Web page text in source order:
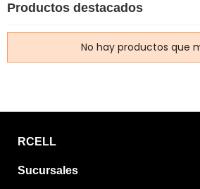
Productos destacados
No hay productos que
RCELL
Sucursales